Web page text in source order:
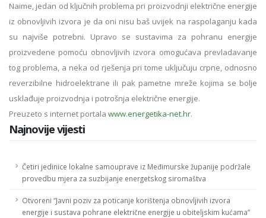
Naime, jedan od ključnih problema pri proizvodnji električne energije
iz obnovljivih izvora je da oni nisu baš uvijek na raspolaganju kada
su najviše potrebni. Upravo se sustavima za pohranu energije
proizvedene pomoću obnovljivih izvora omogućava prevladavanje
tog problema, a neka od rješenja pri tome uključuju crpne, odnosno
reverzibilne hidroelektrane ili pak pametne mreže kojima se bolje
usklađuje proizvodnja i potrošnja električne energije.
Preuzeto s internet portala www.energetika-net.hr.
Najnovije vijesti
Četiri jedinice lokalne samouprave iz Međimurske županije podržale
provedbu mjera za suzbijanje energetskog siromaštva
Otvoreni “Javni poziv za poticanje korištenja obnovljivih izvora
energije i sustava pohrane električne energije u obiteljskim kućama”